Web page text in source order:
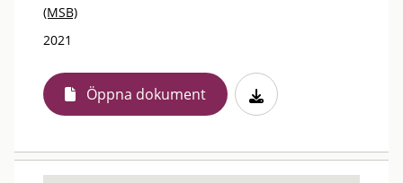
(MSB)
2021
Öppna dokument